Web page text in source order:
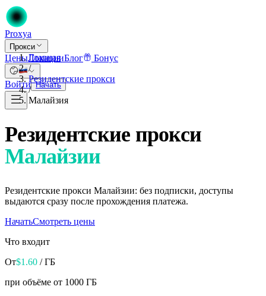
Proxya
Прокси
ЦеныЛокацииБлог Бонус
Войти Начать
Главная
/
Резидентские прокси
/
Малайзия
Резидентские прокси
Малайзии
Резидентские прокси Малайзии: без подписки, доступы
выдаются сразу после прохождения платежа.
НачатьСмотреть цены
Что входит
От$1.60 / ГБ
при объёме от 1000 ГБ